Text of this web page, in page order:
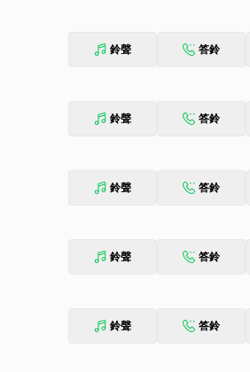
鈴聲 答鈴
鈴聲 答鈴
鈴聲 答鈴
鈴聲 答鈴
鈴聲 答鈴